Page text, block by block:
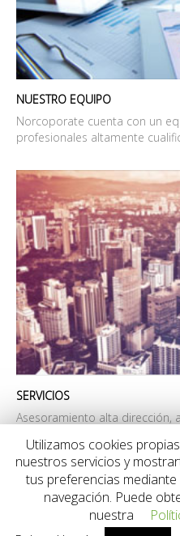
NUESTRO EQUIPO
Norcoporate cuenta con un
profesionales altamente
SERVICIOS
Asesoramiento alta dirección,
© Norcorporate 2025 | Web
Utilizamos cookies
nuestros servicios y
tus preferencias
navegación. Puede
nuestra